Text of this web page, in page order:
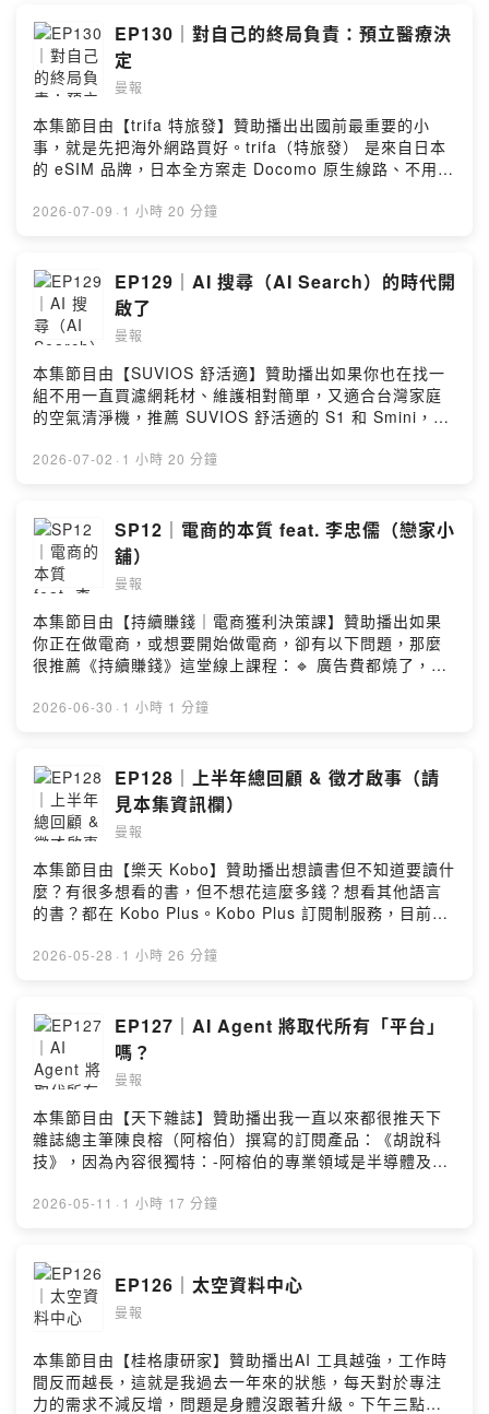
li.com/sponsor/Powered by Firstory Hosting
跟常溫水加熱管線裡，各自加裝了 UVC 除菌燈。整套系統
下來，細菌去除率達 99.9%！⏰ 限時超早鳥加送 2 支濾
芯，直接暢飲三年： https://trimkt.cc/deOX8🎁 輸入曼報
專屬折扣碼【Manny】，直接折 500 元！--(00:00) 夏天
一定要喝冰氣泡飲(05:41) 閒聊：我也要成為謝孟恭
(38:22) 正題：義大利的收購機器 Bending Spoons--加入
《曼報 Pro》，與 9,600+ 人一起深度掌握商業變局：
https://pro.manny-li.com/join--訂閱免費電子報：
https://manny-li.com追蹤 IG：@manny_li追蹤 FB：
EP130｜對自己的終局負責：預立醫療決
定
曼報
本集節目由【trifa 特旅發】贊助播出出國前最重要的小
事，就是先把海外網路買好。trifa（特旅發） 是來自日本
的 eSIM 品牌，日本全方案走 Docomo 原生線路、不用另
載後即買即用、免插卡免掃碼，吃到飽方案用多少都不降
報專屬碼【MANNY】再打 95 折，一起用最低到 4.75
折！📶 trifa eSIM APP 下載連結：
https://trifa.go.link/8QPpU--(00:00) 暑假去日本玩一定
要有網路(06:30) 閒聊：預立醫療決定(36:27) 正題：AI
為什麼還無法顛覆法律產業--加入《曼報 Pro》，與
9,600+ 人一起深度掌握商業變局：https://pro.manny-
li.com/join--訂閱免費電子報：https://manny-li.com追蹤
IG：@manny_li追蹤 FB：manny yh li商業合作報價：
https://manny-li.com/sponsor/Powered by Firstory
2026-07-09 · 1 小時 20 分鐘
EP129｜AI 搜尋（AI Search）的時代開
啟了
曼報
本集節目由【SUVIOS 舒活適】贊助播出如果你也在找一
組不用一直買濾網耗材、維護相對簡單，又適合台灣家庭
的空氣清淨機，推薦 SUVIOS 舒活適的 S1 和 Smini，尤
想一直買濾網耗材🔹 想處理霉味、悶味和日常異味，而不
有味道SUVIOS 採用 APCO 光觸媒技術，不是一般只有單
一 UVC 的零耗材光觸媒清淨機，而是結合 VUV 真空紫外
線 + UVC 雙紫外光，搭配光觸媒奈米塗層反應倉，形成兩
重空氣處理機制。如果你也想找一組不用一直買濾網耗
材、維護相對簡單，又適合台灣家庭的空氣清淨機，我覺
得 SUVIOS 是個值得考慮的選項。🌿 購買連結：
https://pse.is/99zt8v—(00:00) 室內空氣有救了(02:36)
閒聊：其他人賠錢也輪不到我好過(31:38) 正題：AI
Search 的價值鏈與明星新創—加入《曼報 Pro》，與
IG：@manny_li追蹤 FB：manny yh li商業合作報價：
https://manny-li.com/sponsor/Powered by Firstory
Hosting
2026-07-02 · 1 小時 20 分鐘
SP12｜電商的本質 feat. 李忠儒（戀家小
舖）
曼報
本集節目由【持續賺錢｜電商獲利決策課】贊助播出如果
你正在做電商，或想要開始做電商，卻有以下問題，那麼
很推薦《持續賺錢》這堂線上課程：🔹 廣告費都燒了，但
有業績，但最後沒留下多少錢🔹 錢是賺了，但無法突破業
戰經驗，透過 6 大主題，帶你通盤看懂電商三大關鍵決
策：起盤選品、通路佈局，還有品牌經營。無需看懂財
報，用「3+1 關鍵指標」設計健康的利潤結構；拆解平台
話術與抽成地雷，找到品類最適合的通路打法。更重要的
是整堂課還邀請到 7 位品牌實戰經理人，帶領你挖掘時代
變局下的生存邏輯。​🤑 募資限時優惠中，使用專屬折扣碼
「曼報350」直接折$350！👉 課程連結：
https://hi.sat.cool/9mHs5--加入《曼報 Pro》，與
9,600+ 人一起深度掌握商業變局：https://pro.manny-
https://manny-li.com/sponsor/Powered by Firstory
Hosting
2026-06-30 · 1 小時 1 分鐘
EP128｜上半年總回顧 & 徵才啟事（請
見本集資訊欄）
曼報
本集節目由【樂天 Kobo】贊助播出想讀書但不知道要讀什
麼？有很多想看的書，但不想花這麼多錢？想看其他語言
的書？都在 Kobo Plus。Kobo Plus 訂閱制服務，目前收
語系，只要月付最低 199 就能暢讀！🤑 現在加入享14天
https://app.heptabase.com/p/card/6a5d7a33-2cfc-
4686-8b51-6a266d55ddfe--(00:00) 人一天就是只有 24
小時(26:12) 曼報 Pro 終於又開缺了！(31:44) MRI 健檢
真心推(55:29) 深水區內容--加入《曼報 Pro》，與
9,600+ 人一起深度掌握商業變局：https://pro.manny-
li.com/join--榮科影像中心：
https://imaging.vghtpe.gov.tw/--訂閱免費電子報：
https://manny-li.com追蹤 IG：@manny_li追蹤 FB：
manny yh li商業合作報價：https://manny-
2026-05-28 · 1 小時 26 分鐘
EP127｜AI Agent 將取代所有「平台」
嗎？
曼報
本集節目由【天下雜誌】贊助播出我一直以來都很推天下
雜誌總主筆陳良榕（阿榕伯）撰寫的訂閱產品：《胡說科
技》，因為內容很獨特：-阿榕伯的專業領域是半導體及電
難度很高。-​阿榕伯不只認真研究，還有一般人難以獲得的
電子的潘健成董事長一起對談，活動真的超級有料，不過
錄播是《胡說科技》會員限定。好消息是這次他們提供
《曼報》好友專屬的特價組合，限時特價 20 天，現省
https://bit.ly/4uyF8BE--(00:00) 群聯電子的潘董真風趣
(04:49) 沒有進入心流又怎樣(09:25) 極限返航超級讚（還
沒看不建議聽）(25:36) IEObserve 一生推(42:25) AI
2026-05-11 · 1 小時 17 分鐘
EP126｜太空資料中心
曼報
本集節目由【桂格康研家】贊助播出AI 工具越強，工作時
間反而越長，這就是我過去一年來的狀態，每天對於專注
力的需求不減反增，問題是身體沒跟著升級。下午三點以